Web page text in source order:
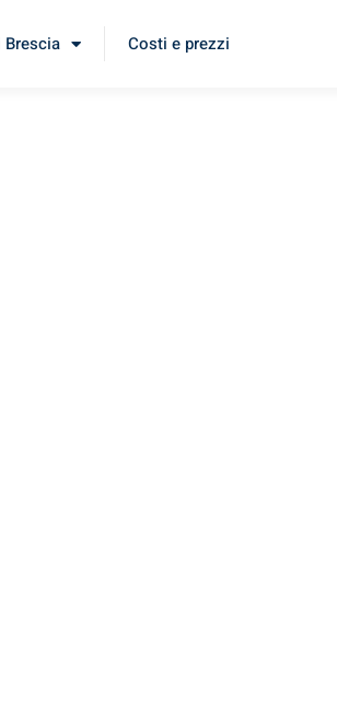
Costi e prezzi